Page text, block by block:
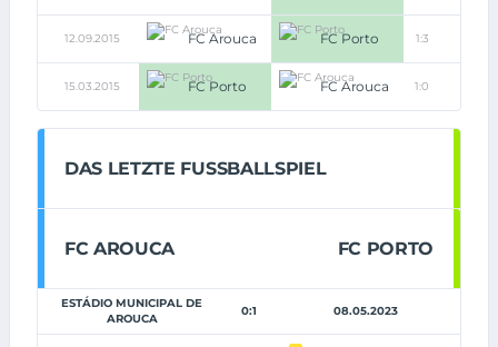
12.09.2015 FC Arouca FC Porto 1:3
15.03.2015 FC Porto FC Arouca 1:0
DAS LETZTE FUSSBALLSPIEL
FC AROUCA FC PORTO
ESTÁDIO MUNICIPAL DE
AROUCA
0:1 08.05.2023